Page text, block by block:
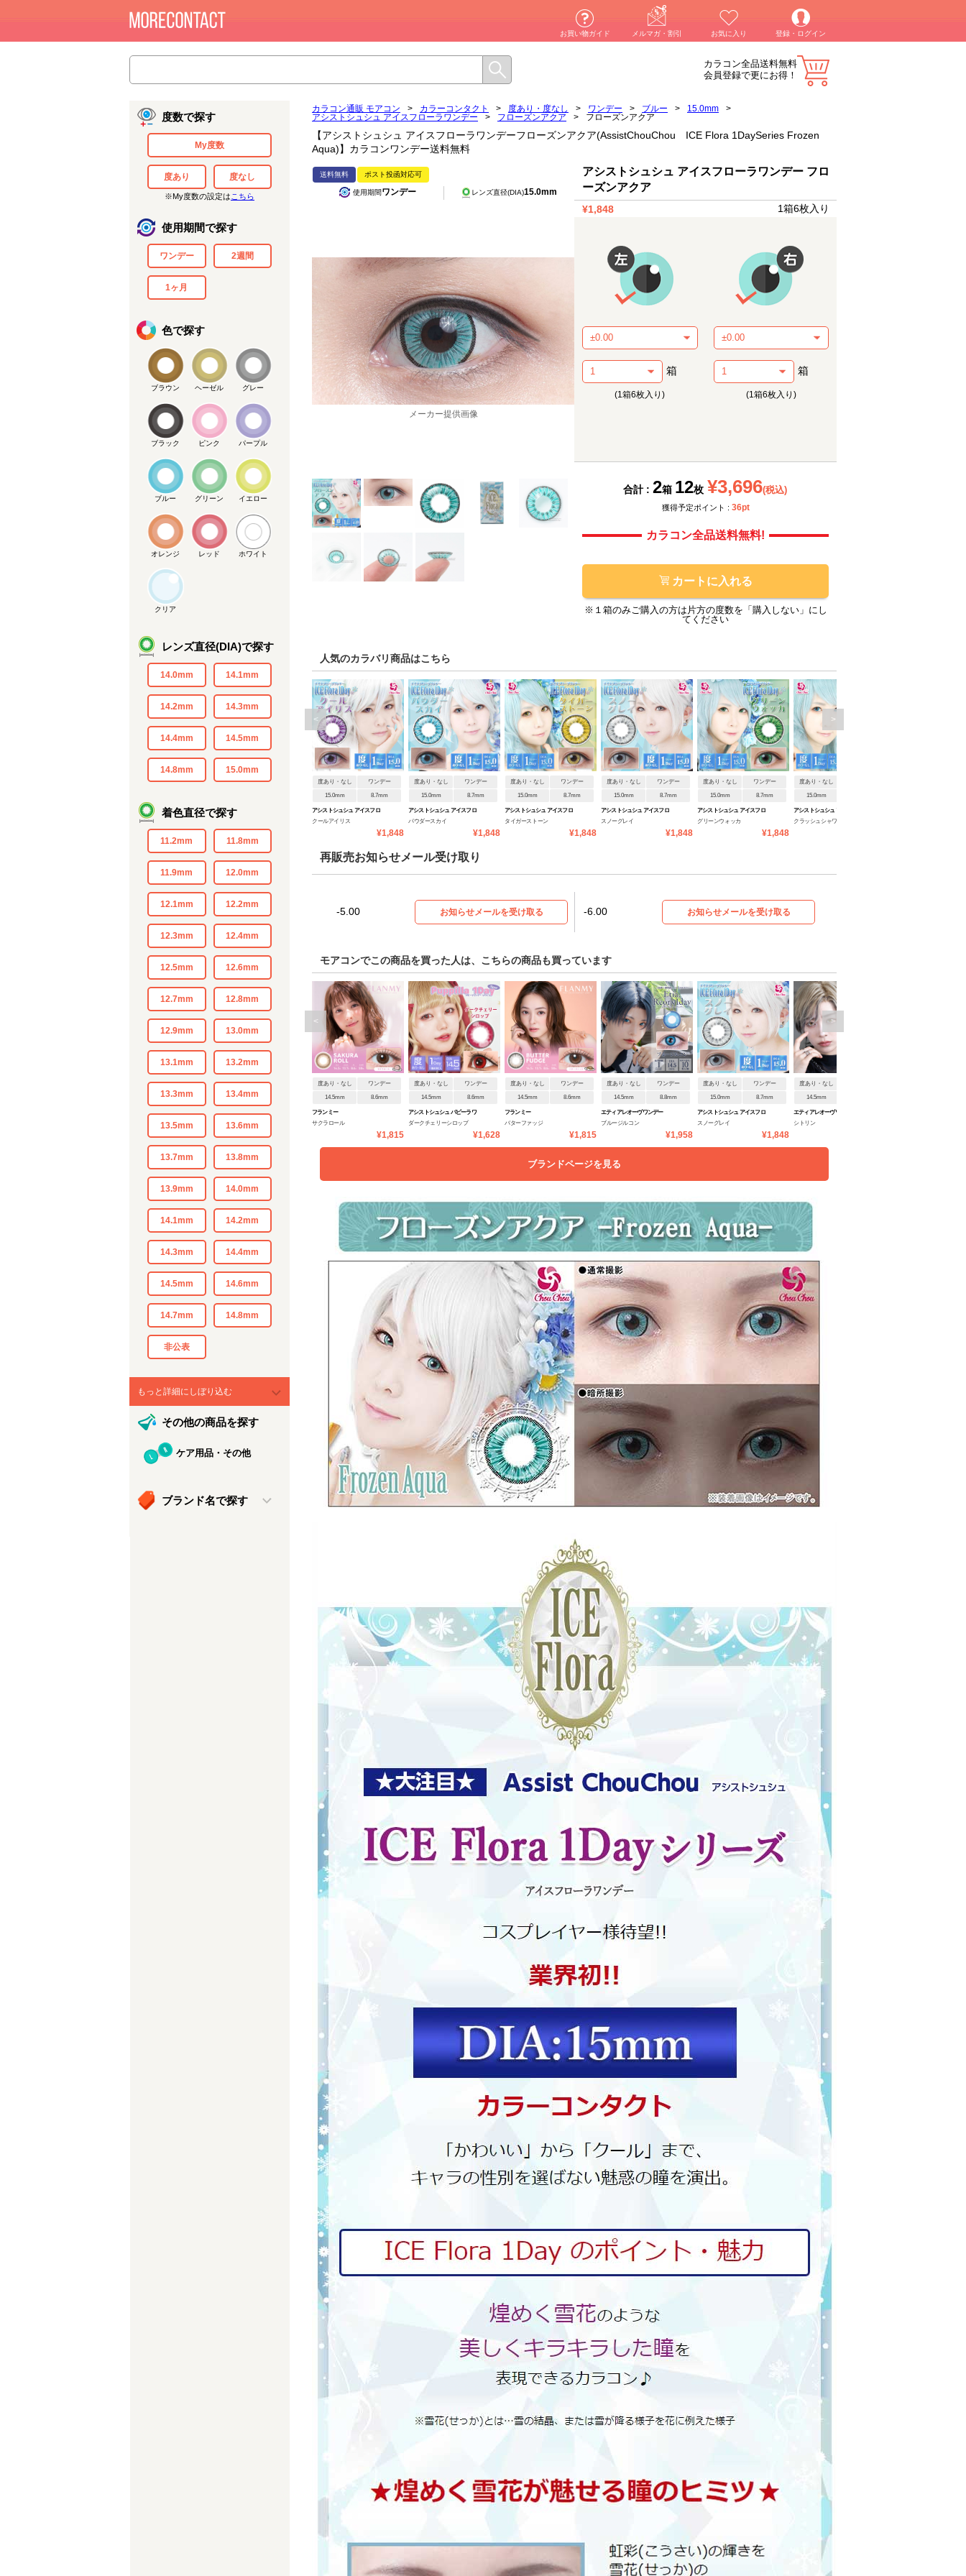
お買い物ガイド メルマガ・割引 お気に入り 登録・ログイン
カラコン全品送料無料
会員登録で更にお得！
度数で探す
My度数
度あり 度なし
※My度数の設定は こちら
使用期間で探す
ワンデー 2週間
1ヶ月
色で探す
ブラウン ヘーゼル グレー
ブラック ピンク パープル
ブルー グリーン イエロー
オレンジ レッド ホワイト
クリア
レンズ直径(DIA)で探す
14.0mm 14.1mm
14.2mm 14.3mm
14.4mm 14.5mm
14.8mm 15.0mm
着色直径で探す
11.2mm 11.8mm
11.9mm 12.0mm
12.1mm 12.2mm
12.3mm 12.4mm
12.5mm 12.6mm
12.7mm 12.8mm
12.9mm 13.0mm
13.1mm 13.2mm
13.3mm 13.4mm
13.5mm 13.6mm
13.7mm 13.8mm
13.9mm 14.0mm
14.1mm 14.2mm
14.3mm 14.4mm
14.5mm 14.6mm
14.7mm 14.8mm
非公表
もっと詳細にしぼり込む
その他の商品を探す
ケア用品・その他
ブランド名で探す
カラコン通販 モアコン > カラーコンタクト > 度あり・度なし > ワンデー > ブルー > 15.0mm
>
アシストシュシュ アイスフローラワンデー
> フローズンアクア > フローズンアクア
【アシストシュシュ アイスフローラワンデーフローズンアクア(AssistChouChou ICE Flora 1DaySeries Frozen
Aqua)】カラコンワンデー送料無料
送料無料 ポスト投函対応可
使用期間ワンデー レンズ直径(DIA)15.0mm
メーカー提供画像
メーカー提供画像
アシストシュシュ アイスフローラワンデー フロ
ーズンアクア
¥1,848 1箱6枚入り
箱
(1箱6枚入り)
箱
(1箱6枚入り)
合計 : 2箱 12枚 ¥3,696(税込)
獲得予定ポイント : 36pt
カラコン全品送料無料!
カートに入れる
※１箱のみご購入の方は片方の度数を「購入しない」にし
てください
人気のカラバリ商品はこちら
度あり・なし ワンデー
15.0mm 8.7mm
アシストシュシュ アイスフロ
クールアイリス
¥1,848
度あり・なし ワンデー
15.0mm 8.7mm
アシストシュシュ アイスフロ
パウダースカイ
¥1,848
度あり・なし ワンデー
15.0mm 8.7mm
アシストシュシュ アイスフロ
タイガーストーン
¥1,848
度あり・なし ワンデー
15.0mm 8.7mm
アシストシュシュ アイスフロ
スノーグレイ
¥1,848
度あり・なし ワンデー
15.0mm 8.7mm
アシストシュシュ アイスフロ
グリーンウォッカ
¥1,848
度あり・なし
15.0mm
アシストシュシュ アイスフロ
クラッシュシャワー
< >
再販売お知らせメール受け取り
-5.00 お知らせメールを受け取る -6.00 お知らせメールを受け取る
モアコンでこの商品を買った人は、こちらの商品も買っています
度あり・なし ワンデー
14.5mm 8.6mm
フランミー
サクラロール
¥1,815
度あり・なし ワンデー
14.5mm 8.6mm
アシストシュシュ パピーラワ
ンデー
ダークチェリーシロップ
¥1,628
度あり・なし ワンデー
14.5mm 8.6mm
フランミー
バターファッジ
¥1,815
度あり・なし ワンデー
14.5mm 8.8mm
エティアレオーヴワンデー
ブルージルコン
¥1,958
度あり・なし ワンデー
15.0mm 8.7mm
アシストシュシュ アイスフロ
ーラワンデー
スノーグレイ
¥1,848
度あり・なし
14.5mm
エティアレオーヴワンデー
シトリン
< >
ブランドページを見る